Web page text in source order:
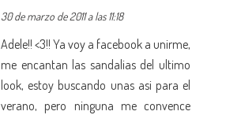
30 de marzo de 2011 a las 11:18
Adele!! <3!! Ya voy a facebook a unirme,
me encantan las sandalias del ultimo
look, estoy buscando unas asi para el
verano, pero ninguna me convence